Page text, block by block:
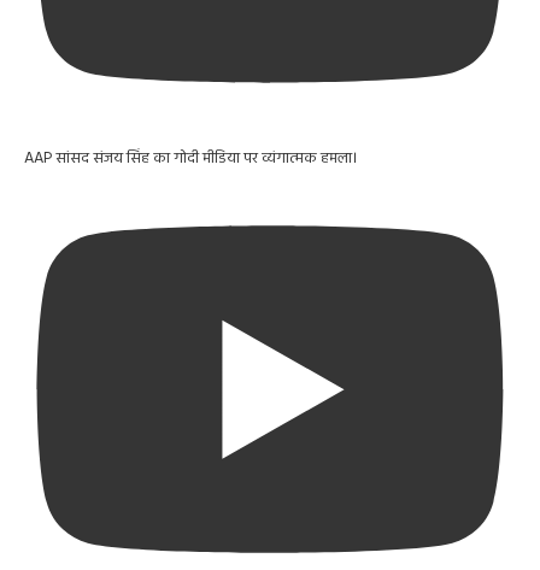
AAP सांसद संजय सिंह का गोदी मीडिया पर व्यंगात्मक हमला।